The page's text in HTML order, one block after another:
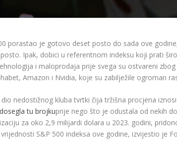
porastao je gotovo deset posto do sada ove
Ipak, dobici u referentnom indeksu koji prati
i maloprodaja prije svega su ostvareni
Amazon i Nvidia, koje su zabilježile ogroman
nedostižnog kluba tvrtki čija tržišna procjena
tu brojkuprije nego što je odustala od nekih
za oko 2,9 milijardi dolara u 2023. godini,
S&P 500 indeksa ove godine, izvijestio je